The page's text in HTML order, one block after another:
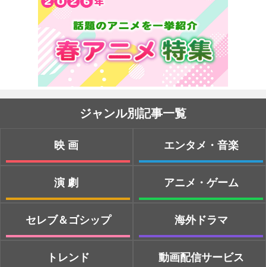
ジャンル別記事一覧
映画
演劇
セレブ＆ゴシップ
トレンド
エンタメ・音楽
アニメ・ゲーム
海外ドラマ
動画配信サービス